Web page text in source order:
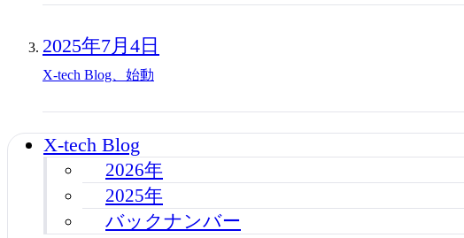
2025年7月4日
X-tech Blog、始動
X-tech Blog
2026年
2025年
バックナンバー